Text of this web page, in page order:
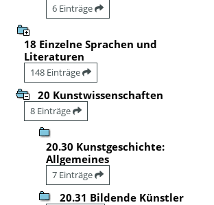
6 Einträge
18 Einzelne Sprachen und
Literaturen
148 Einträge
20 Kunstwissenschaften
8 Einträge
20.30 Kunstgeschichte:
Allgemeines
7 Einträge
20.31 Bildende Künstler